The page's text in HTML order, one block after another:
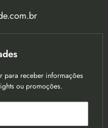
para receber informações
ou promoções.